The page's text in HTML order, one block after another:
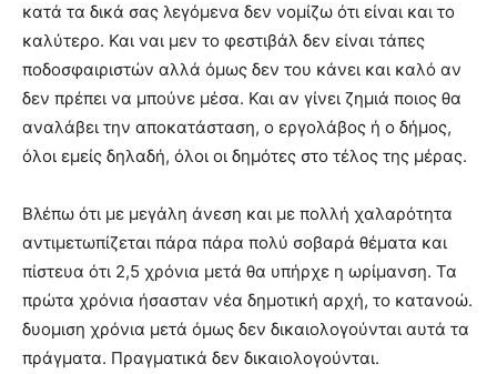
κατά τα δικά σας λεγόμενα δεν νομίζω ότι είναι και το
καλύτερο. Και ναι μεν το φεστιβάλ δεν είναι τάπες
ποδοσφαιριστών αλλά όμως δεν του κάνει και καλό αν
δεν πρέπει να μπούνε μέσα. Και αν γίνει ζημιά ποιος θα
αναλάβει την αποκατάσταση, ο εργολάβος ή ο δήμος,
όλοι εμείς δηλαδή, όλοι οι δημότες στο τέλος της μέρας.
Βλέπω ότι με μεγάλη άνεση και με πολλή χαλαρότητα
αντιμετωπίζεται πάρα πάρα πολύ σοβαρά θέματα και
πίστευα ότι 2,5 χρόνια μετά θα υπήρχε η ωρίμανση. Τα
πρώτα χρόνια ήσασταν νέα δημοτική αρχή, το κατανοώ.
δυομιση χρόνια μετά όμως δεν δικαιολογούνται αυτά τα
πράγματα. Πραγματικά δεν δικαιολογούνται.